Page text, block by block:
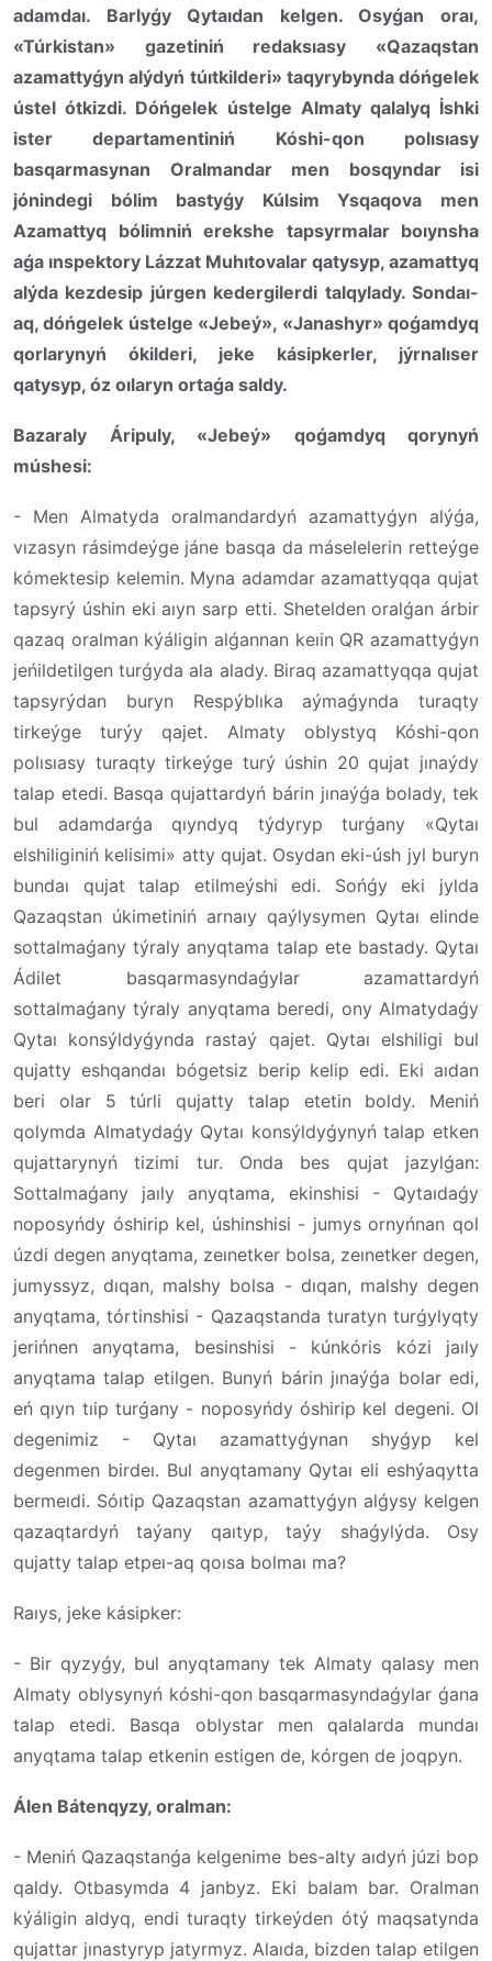
adamdaı. Barlyǵy Qytaıdan kelgen. Osyǵan oraı,
«Túrkistan» gazetiniń redaksıasy «Qazaqstan
azamattyǵyn alýdyń túıtkilderi» taqyrybynda dóńgelek
ústel ótkizdi. Dóńgelek ústelge Almaty qalalyq İshki
ister departamentiniń Kóshi-qon polısıasy
basqarmasynan Oralmandar men bosqyndar isi
jónindegi bólim bastyǵy Kúlsim Ysqaqova men
Azamattyq bólimniń erekshe tapsyrmalar boıynsha
aǵa ınspektory Lázzat Muhıtovalar qatysyp, azamattyq
alýda kezdesip júrgen kedergilerdi talqylady. Sondaı-
aq, dóńgelek ústelge «Jebeý», «Janashyr» qoǵamdyq
qorlarynyń ókilderi, jeke kásipkerler, jýrnalıser
qatysyp, óz oılaryn ortaǵa saldy.
Bazaraly Áripuly, «Jebeý» qoǵamdyq qorynyń
múshesi:
- Men Almatyda oralmandardyń azamattyǵyn alýǵa,
vızasyn rásimdeýge jáne basqa da máselelerin retteýge
kómektesip kelemin. Myna adamdar azamattyqqa qujat
tapsyrý úshin eki aıyn sarp etti. Shetelden oralǵan árbir
qazaq oralman kýáligin alǵannan keıin QR azamattyǵyn
jeńildetilgen turǵyda ala alady. Biraq azamattyqqa qujat
tapsyrýdan buryn Respýblıka aýmaǵynda turaqty
tirkeýge turýy qajet. Almaty oblystyq Kóshi-qon
polısıasy turaqty tirkeýge turý úshin 20 qujat jınaýdy
talap etedi. Basqa qujattardyń bárin jınaýǵa bolady, tek
bul adamdarǵa qıyndyq týdyryp turǵany «Qytaı
elshiliginiń kelisimi» atty qujat. Osydan eki-úsh jyl buryn
bundaı qujat talap etilmeýshi edi. Sońǵy eki jylda
Qazaqstan úkimetiniń arnaıy qaýlysymen Qytaı elinde
sottalmaǵany týraly anyqtama talap ete bastady. Qytaı
Ádilet basqarmasyndaǵylar azamattardyń
sottalmaǵany týraly anyqtama beredi, ony Almatydaǵy
Qytaı konsýldyǵynda rastaý qajet. Qytaı elshiligi bul
qujatty eshqandaı bógetsiz berip kelip edi. Eki aıdan
beri olar 5 túrli qujatty talap etetin boldy. Meniń
qolymda Almatydaǵy Qytaı konsýldyǵynyń talap etken
qujattarynyń tizimi tur. Onda bes qujat jazylǵan:
Sottalmaǵany jaıly anyqtama, ekinshisi - Qytaıdaǵy
noposyńdy óshirip kel, úshinshisi - jumys ornyńnan qol
úzdi degen anyqtama, zeınetker bolsa, zeınetker degen,
jumyssyz, dıqan, malshy bolsa - dıqan, malshy degen
anyqtama, tórtinshisi - Qazaqstanda turatyn turǵylyqty
jerińnen anyqtama, besinshisi - kúnkóris kózi jaıly
anyqtama talap etilgen. Bunyń bárin jınaýǵa bolar edi,
eń qıyn tıip turǵany - noposyńdy óshirip kel degeni. Ol
degenimiz - Qytaı azamattyǵynan shyǵyp kel
degenmen birdeı. Bul anyqtamany Qytaı eli eshýaqytta
bermeıdi. Sóıtip Qazaqstan azamattyǵyn alǵysy kelgen
qazaqtardyń taýany qaıtyp, taýy shaǵylýda. Osy
qujatty talap etpeı-aq qoısa bolmaı ma?
Raıys, jeke kásipker:
- Bir qyzyǵy, bul anyqtamany tek Almaty qalasy men
Almaty oblysynyń kóshi-qon basqarmasyndaǵylar ǵana
talap etedi. Basqa oblystar men qalalarda mundaı
anyqtama talap etkenin estigen de, kórgen de joqpyn.
Álen Bátenqyzy, oralman:
- Meniń Qazaqstanǵa kelgenime bes-alty aıdyń júzi bop
qaldy. Otbasymda 4 janbyz. Eki balam bar. Oralman
kýáligin aldyq, endi turaqty tirkeýden ótý maqsatynda
qujattar jınastyryp jatyrmyz. Alaıda, bizden talap etilgen